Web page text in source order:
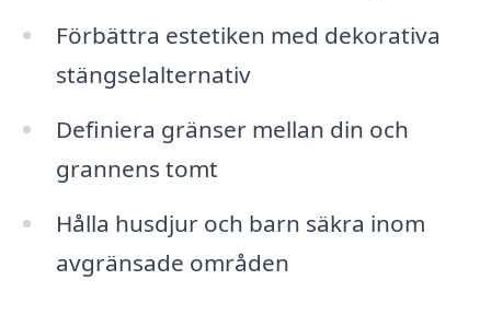
Förbättra estetiken med dekorativa
stängselalternativ
Definiera gränser mellan din och
grannens tomt
Hålla husdjur och barn säkra inom
avgränsade områden